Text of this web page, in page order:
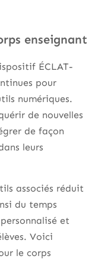
enseignant
ÉCLAT-
pour
numériques.
de nouvelles
de façon
leurs
associés réduit
du temps
et
Voici
le corps